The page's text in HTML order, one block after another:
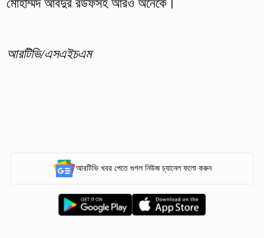
মোহাম্মদ আবদুর রউফসহ আরও অনেকে।
আরটিভি/এসএইচএম
আরটিভি খবর পেতে গুগল নিউজ চ্যানেল ফলো করুন